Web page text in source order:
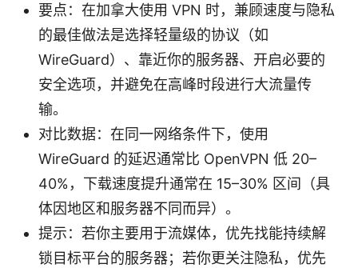
要点：在加拿大使用 VPN 时，兼顾速度与隐私
的最佳做法是选择轻量级的协议（如
WireGuard）、靠近你的服务器、开启必要的
安全选项，并避免在高峰时段进行大流量传
输。
对比数据：在同一网络条件下，使用
WireGuard 的延迟通常比 OpenVPN 低 20–
40%，下载速度提升通常在 15–30% 区间（具
体因地区和服务器不同而异）。
提示：若你主要用于流媒体，优先找能持续解
锁目标平台的服务器；若你更关注隐私，优先